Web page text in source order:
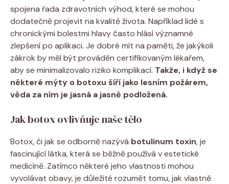
spojena řada zdravotních výhod, které se mohou
dodatečně projevit na kvalitě života. Například lidé s
chronickými bolestmi hlavy často hlásí významné
zlepšení po aplikaci. Je dobré mít na paměti, že jakýkoli
zákrok by měl být prováděn certifikovaným lékařem,
aby se minimalizovalo riziko komplikací. Takže, i když se
některé mýty o botoxu šíří jako lesním požárem,
věda za ním je jasná a jasně podložená.
Jak botox ovlivňuje naše tělo
Botox, či jak se odborně nazývá botulinum toxin, je
fascinující látka, která se běžně používá v estetické
medicíně. Zatímco některé jeho vlastnosti mohou
vyvolávat obavy, je důležité rozumět tomu, jak vlastně